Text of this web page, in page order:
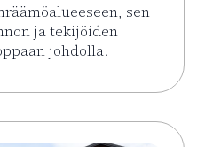
sen
ja tekijöiden
johdolla.
Opastetut